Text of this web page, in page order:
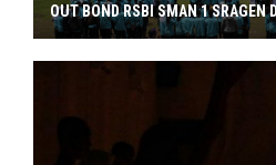
OUT BOND RSBI SMAN 1 SRAGEN